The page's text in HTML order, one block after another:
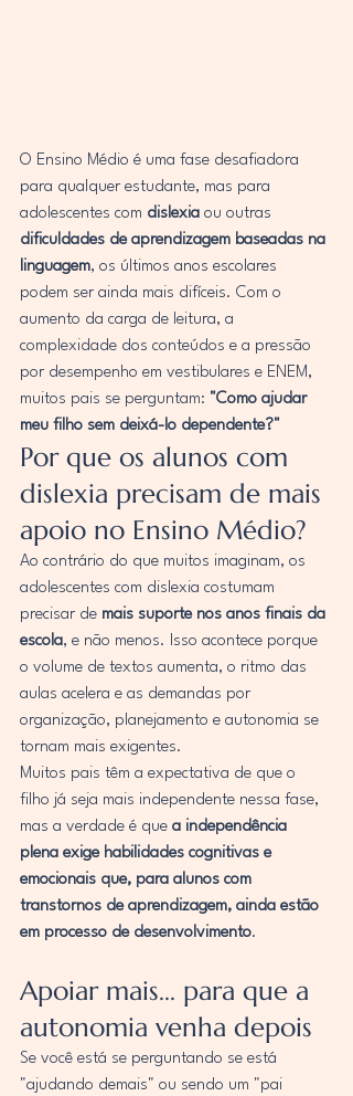
O Ensino Médio é uma fase desafiadora
para qualquer estudante, mas para
adolescentes com dislexia ou outras
dificuldades de aprendizagem baseadas na
linguagem, os últimos anos escolares
podem ser ainda mais difíceis. Com o
aumento da carga de leitura, a
complexidade dos conteúdos e a pressão
por desempenho em vestibulares e ENEM,
muitos pais se perguntam: "Como ajudar
meu filho sem deixá-lo dependente?"
Por que os alunos com
dislexia precisam de mais
apoio no Ensino Médio?
Ao contrário do que muitos imaginam, os
adolescentes com dislexia costumam
precisar de mais suporte nos anos finais da
escola, e não menos. Isso acontece porque
o volume de textos aumenta, o ritmo das
aulas acelera e as demandas por
organização, planejamento e autonomia se
tornam mais exigentes.
Muitos pais têm a expectativa de que o
filho já seja mais independente nessa fase,
mas a verdade é que a independência
plena exige habilidades cognitivas e
emocionais que, para alunos com
transtornos de aprendizagem, ainda estão
em processo de desenvolvimento.
Apoiar mais... para que a
autonomia venha depois
Se você está se perguntando se está
"ajudando demais" ou sendo um "pai